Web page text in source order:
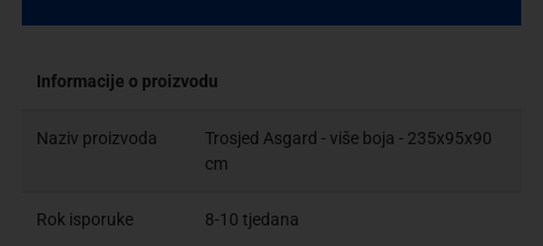
Informacije o proizvodu
Naziv proizvoda
Trosjed Asgard - više boja - 235x95x90
cm
Rok isporuke 8-10 tjedana